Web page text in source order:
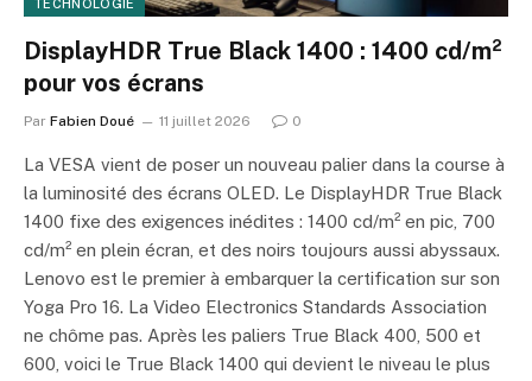
TECHNOLOGIE
DisplayHDR True Black 1400 : 1400 cd/m²
pour vos écrans
Par Fabien Doué 11 juillet 2026 0
La VESA vient de poser un nouveau palier dans la course à
la luminosité des écrans OLED. Le DisplayHDR True Black
1400 fixe des exigences inédites : 1400 cd/m² en pic, 700
cd/m² en plein écran, et des noirs toujours aussi abyssaux.
Lenovo est le premier à embarquer la certification sur son
Yoga Pro 16. La Video Electronics Standards Association
ne chôme pas. Après les paliers True Black 400, 500 et
600, voici le True Black 1400 qui devient le niveau le plus